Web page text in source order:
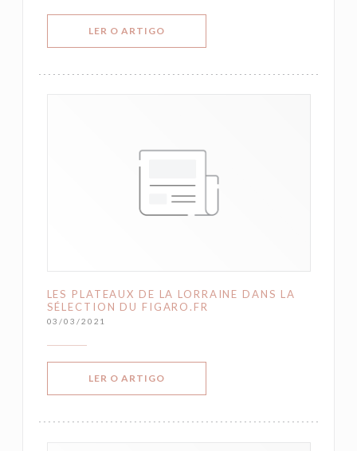
LER O ARTIGO((ABRE NUMA NOVA JANELA))
LES PLATEAUX DE LA LORRAINE DANS LA
SÉLECTION DU FIGARO.FR
03/03/2021
LER O ARTIGO((ABRE NUMA NOVA JANELA))